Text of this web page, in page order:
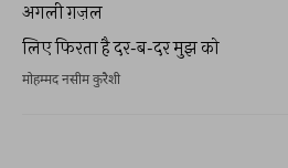
अगली ग़ज़ल
लिए फिरता है दर-ब-दर मुझ को
मोहम्मद नसीम कुरैशी